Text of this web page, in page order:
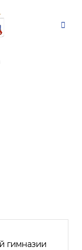
гимназии